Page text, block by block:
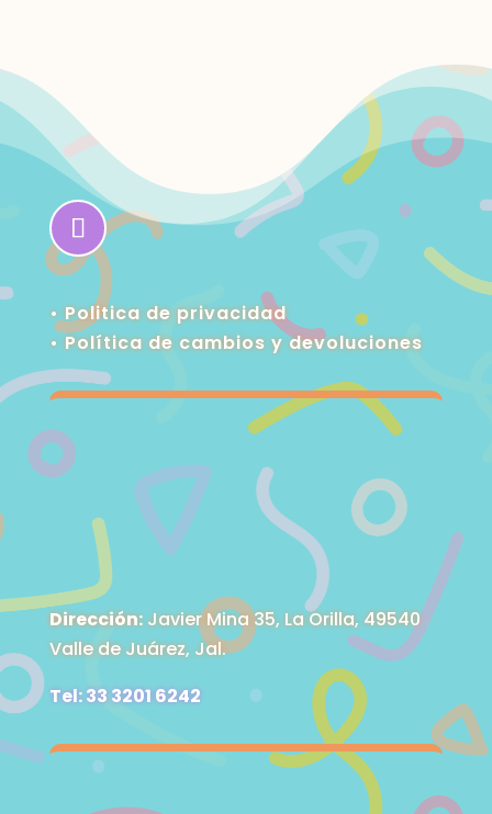
• Politica de privacidad
•Política de cambios y devoluciones
Dirección:Javier Mina 35, La Orilla, 49540
Valle de Juárez, Jal.
Tel: 33 3201 6242